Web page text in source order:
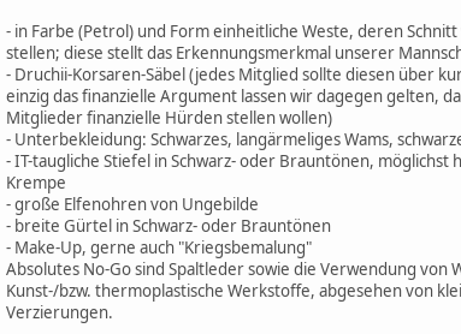
- in Farbe (Petrol) und Form einheitliche Weste, deren
stellen; diese stellt das Erkennungsmerkmal unserer
- Druchii-Korsaren-Säbel (jedes Mitglied sollte diesen über
einzig das finanzielle Argument lassen wir dagegen gelten,
Mitglieder finanzielle Hürden stellen wollen)
- Unterbekleidung: Schwarzes, langärmeliges Wams,
- IT-taugliche Stiefel in Schwarz- oder Brauntönen, möglichst
Krempe
- große Elfenohren von Ungebilde
- breite Gürtel in Schwarz- oder Brauntönen
- Make-Up, gerne auch "Kriegsbemalung"
Absolutes No-Go sind Spaltleder sowie die Verwendung von
Kunst-/bzw. thermoplastische Werkstoffe, abgesehen von
Verzierungen.